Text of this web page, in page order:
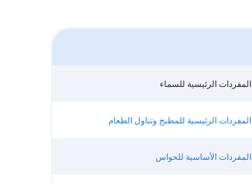
المفردات الرئيسية للسماء
المفردات الرئيسية للمطبخ وتناول الطعام
المفردات الأساسية للحواس